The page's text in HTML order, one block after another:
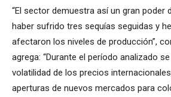
“El sector demuestra así un gran poder
haber sufrido tres sequías seguidas y
afectaron los niveles de producción”,
agrega: “Durante el período analizado
volatilidad de los precios
aperturas de nuevos mercados para